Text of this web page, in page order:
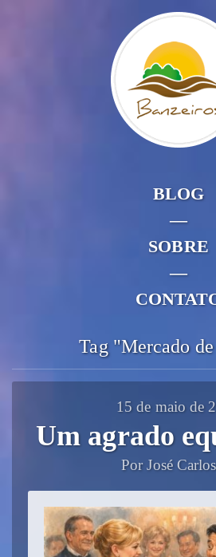
BLOG
—
SOBRE
—
Tag "Mercado
15 de maio de
Um agrado
Por José